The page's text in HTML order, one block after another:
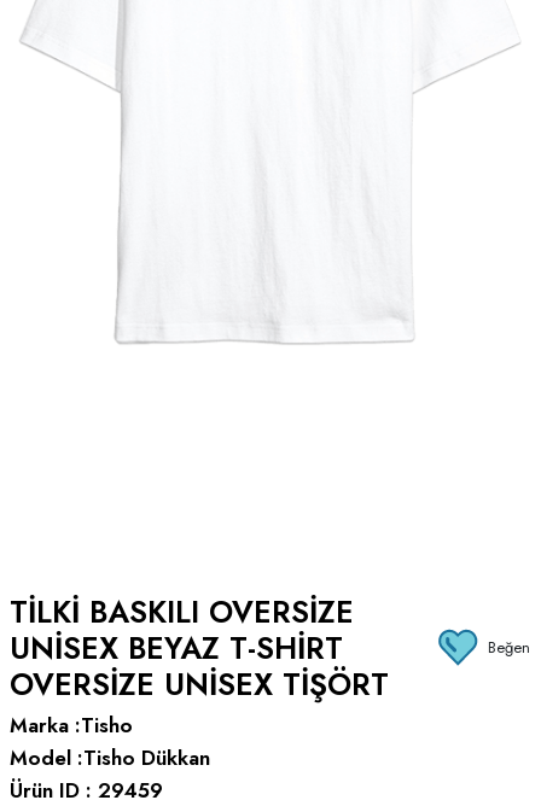
TILKI BASKILI OVERSIZE
UNISEX BEYAZ T-SHIRT
OVERSIZE UNISEX TIŞÖRT
Beğen
Marka :Tisho
Model :Tisho Dükkan
Ürün ID : 29459